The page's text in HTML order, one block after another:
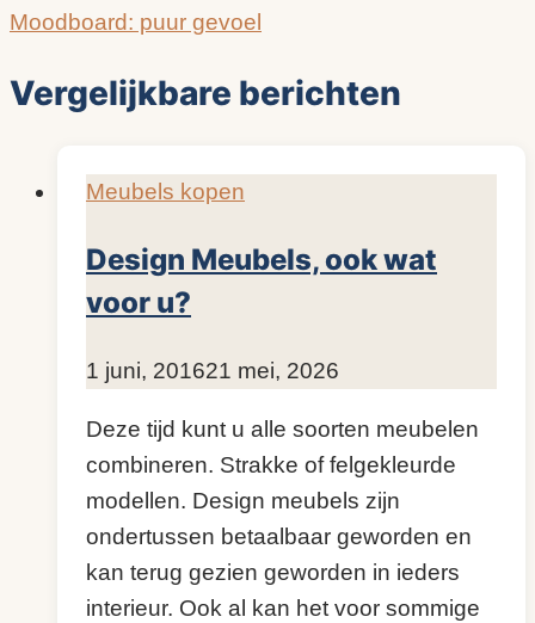
Moodboard: puur gevoel
Vergelijkbare berichten
Meubels kopen
Design Meubels, ook wat
voor u?
DoorKijkopMeubelen.nl
1 juni, 201621 mei, 2026
Deze tijd kunt u alle soorten meubelen
combineren. Strakke of felgekleurde
modellen. Design meubels zijn
ondertussen betaalbaar geworden en
kan terug gezien geworden in ieders
interieur. Ook al kan het voor sommige